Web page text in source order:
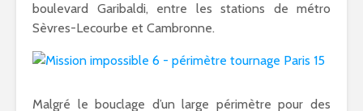
boulevard Garibaldi, entre les stations de métro
Sèvres-Lecourbe et Cambronne.
Malgré le bouclage d’un large périmètre pour des